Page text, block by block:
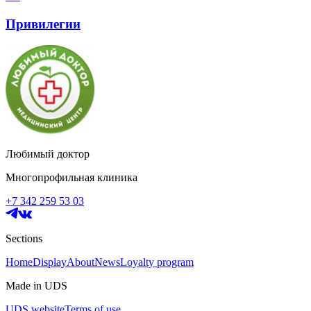
Привилегии
Любимый доктор
Многопрофильная клиника
+7 342 259 53 03
Sections
HomeDisplayAboutNewsLoyalty program
Made in UDS